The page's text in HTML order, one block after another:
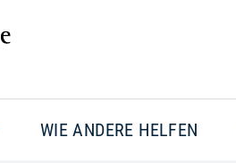
WIE ANDERE HELFEN